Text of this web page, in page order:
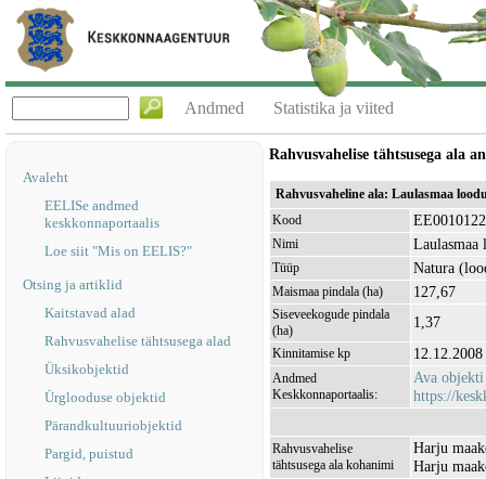
Andmed Statistika ja viited
Avaleht
EELISe andmed
keskkonnaportaalis
Loe siit "Mis on EELIS?"
Otsing ja artiklid
Kaitstavad alad
Rahvusvahelise tähtsusega alad
Üksikobjektid
Ürglooduse objektid
Pärandkultuuriobjektid
Pargid, puistud
Rahvusvahelise tähtsusega ala
Rahvusvaheline ala: Laulasmaa
Kood
EE0010122
Nimi Laulasmaa
Tüüp Natura
Maismaa pindala (ha) 127,67
Siseveekogude pindala
(ha)
1,37
Kinnitamise kp 12.12.2008
Andmed
Keskkonnaportaalis:
Ava objekti
https://
Rahvusvahelise
tähtsusega ala kohanimi
Harju
Harju